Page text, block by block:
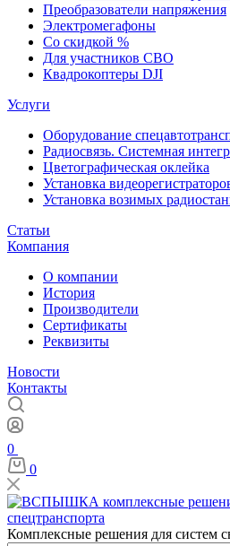
Преобразователи напряжения
Электромегафоны
Со скидкой %
Для участников СВО
Квадрокоптеры DJI
Услуги
Оборудование
Радиосвязь. Системная
Цветографическая оклейка
Установка
Установка возимых
Статьи
Компания
О компании
История
Производители
Сертификаты
Реквизиты
Новости
Контакты
0
0
Комплексные решения для систем